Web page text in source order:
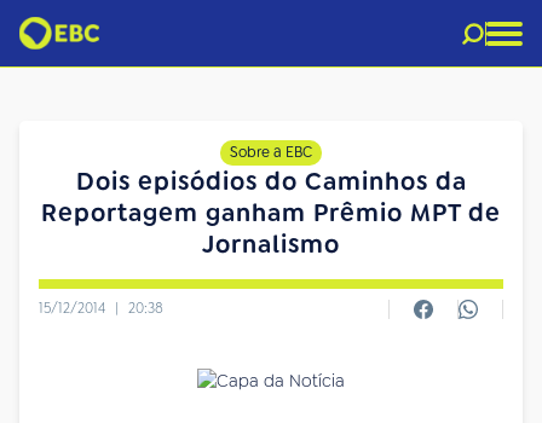
Sobre a EBC
Dois episódios do Caminhos da
Reportagem ganham Prêmio MPT de
Jornalismo
15/12/2014 | 20:38